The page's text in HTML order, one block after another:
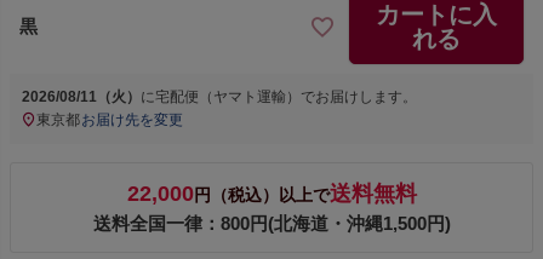
黒
カートに入
れる
2026/08/11（火） に宅配便（ヤマト運輸） でお届けします。
東京都お届け先を変更
22,000円（税込）以上で送料無料
送料全国一律：800円(北海道・沖縄1,500円)